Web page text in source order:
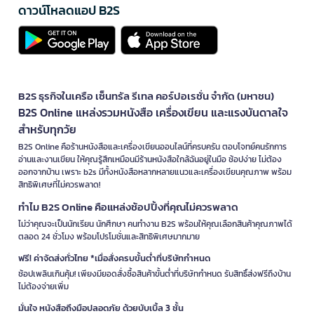
ดาวน์โหลดแอป B2S
B2S ธุรกิจในเครือ เซ็นทรัล รีเทล คอร์ปอเรชั่น จำกัด (มหาชน)
B2S Online แหล่งรวมหนังสือ เครื่องเขียน และแรงบันดาลใจ
สำหรับทุกวัย
B2S Online คือร้านหนังสือและเครื่องเขียนออนไลน์ที่ครบครัน ตอบโจทย์คนรักการ
อ่านและงานเขียน ให้คุณรู้สึกเหมือนมีร้านหนังสือใกล้ฉันอยู่ในมือ ช้อปง่าย ไม่ต้อง
ออกจากบ้าน เพราะ b2s มีทั้งหนังสือหลากหลายแนวและเครื่องเขียนคุณภาพ พร้อม
สิทธิพิเศษที่ไม่ควรพลาด!
ทำไม B2S Online คือแหล่งช้อปปิ้งที่คุณไม่ควรพลาด
ไม่ว่าคุณจะเป็นนักเรียน นักศึกษา คนทำงาน B2S พร้อมให้คุณเลือกสินค้าคุณภาพได้
ตลอด 24 ชั่วโมง พร้อมโปรโมชั่นและสิทธิพิเศษมากมาย
ฟรี! ค่าจัดส่งทั่วไทย *เมื่อสั่งครบขั้นต่ำที่บริษัทกำหนด
ช้อปเพลินเกินคุ้ม! เพียงมียอดสั่งซื้อสินค้าขั้นต่ำที่บริษัทกำหนด รับสิทธิ์ส่งฟรีถึงบ้าน
ไม่ต้องจ่ายเพิ่ม
มั่นใจ หนังสือถึงมือปลอดภัย ด้วยบับเบิ้ล 3 ชั้น